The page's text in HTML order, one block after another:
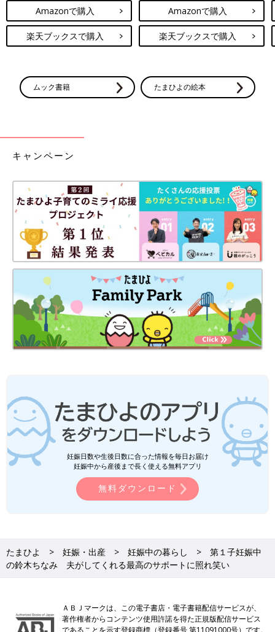
Amazonで購入
楽天ブックスで購入
Amazonで購入
楽天ブックスで購入
ムック書籍 たまひよの絵本
キャンペーン
妊娠日数や生後日数に合った情報を毎日お届け
妊娠中から産後まで長く使える無料アプリ
無料ダウンロード
たまひよ 妊娠・出産 妊娠中の暮らし
第１子妊娠中
の鈴木ちなみ 夫がしてくれる最高のサポートに照れ笑い
ＡＢＪマークは、この電子書店・電子書籍配信サービスが、
著作権者からコンテンツ使用許諾を得た正規版配信サービス
であることを示す登録商標（登録番号 第11091000号）です。